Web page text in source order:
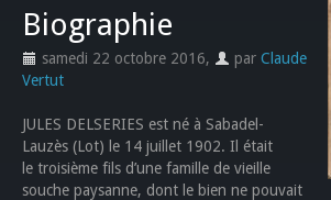
Biographie
samedi 22 octobre 2016, par Claude
Vertut
JULES DELSERIES est né à Sabadel-
Lauzès (Lot) le 14 juillet 1902. Il était
le troisième fils d’une famille de vieille
souche paysanne, dont le bien ne pouvait